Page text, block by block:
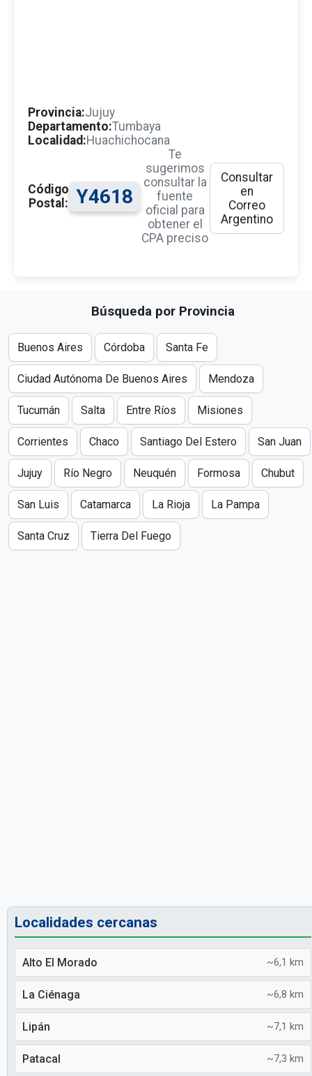
Provincia:Jujuy
Departamento:Tumbaya
Localidad:Huachichocana
Código
Postal: Y4618
Te
sugerimos
consultar la
fuente
oficial para
obtener el
CPA preciso
Consultar
en
Correo
Argentino
Búsqueda por Provincia
Buenos Aires Córdoba Santa Fe
Ciudad Autónoma De Buenos Aires Mendoza
Tucumán Salta Entre Ríos Misiones
Corrientes Chaco Santiago Del Estero San Juan
Jujuy Río Negro Neuquén Formosa Chubut
San Luis Catamarca La Rioja La Pampa
Santa Cruz Tierra Del Fuego
Localidades cercanas
Alto El Morado ~6,1 km
La Ciénaga ~6,8 km
Lipán ~7,1 km
Patacal ~7,3 km